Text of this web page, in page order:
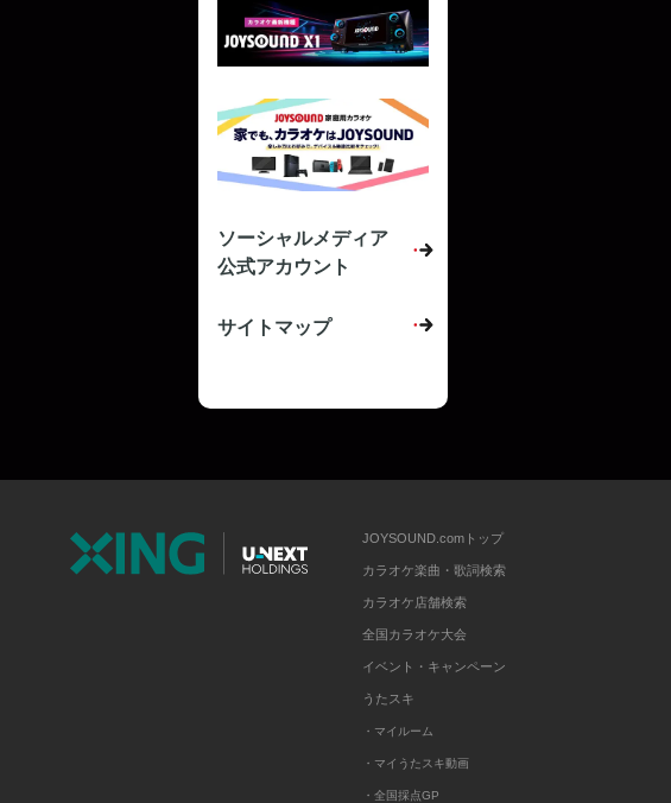
ソーシャルメディア
公式アカウント
サイトマップ
JOYSOUND.comトップ
カラオケ楽曲・歌詞検索
カラオケ店舗検索
全国カラオケ大会
イベント・キャンペーン
うたスキ
・マイルーム
・マイうたスキ動画
・全国採点GP